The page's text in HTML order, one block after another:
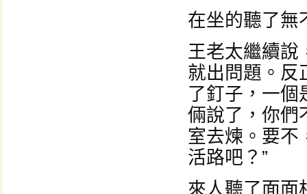
在坐的聽了無
王老太繼續說
就出問題。反
了釘子，一個
倆說了，你們
室去煉。要不
活路吧？”
來人聽了面面